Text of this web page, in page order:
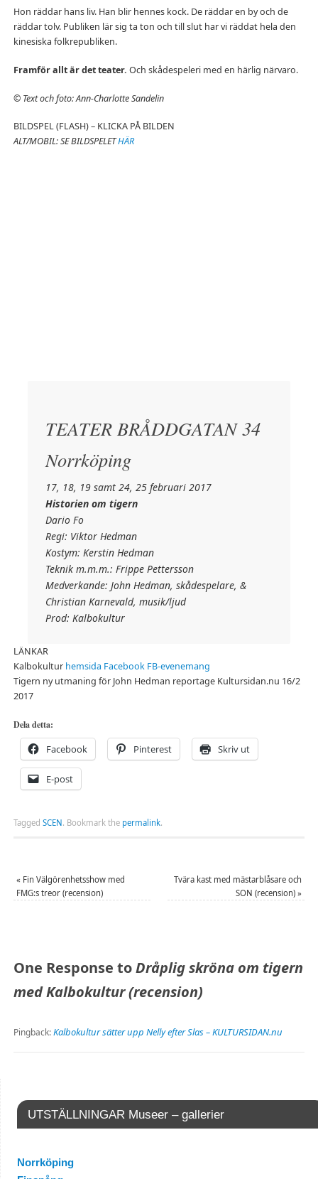
Hon räddar hans liv. Han blir hennes kock. De räddar en by och de
räddar tolv. Publiken lär sig ta ton och till slut har vi räddat hela den
kinesiska folkrepubliken.
Framför allt är det teater. Och skådespeleri med en härlig närvaro.
© Text och foto: Ann-Charlotte Sandelin
BILDSPEL (FLASH) – KLICKA PÅ BILDEN
ALT/MOBIL: SE BILDSPELETHÄR
TEATER BRÅDDGATAN 34
Norrköping
17, 18, 19 samt 24, 25 februari 2017
Historien om tigern
Dario Fo
Regi: Viktor Hedman
Kostym: Kerstin Hedman
Teknik m.m.m.: Frippe Pettersson
Medverkande: John Hedman, skådespelare, &
Christian Karnevald, musik/ljud
Prod: Kalbokultur
LÄNKAR
Kalbokultur hemsida Facebook FB-evenemang
Tigern ny utmaning för John Hedman reportage Kultursidan.nu 16/2
2017
Dela detta:
Facebook Pinterest Skriv ut
E-post
Tagged SCEN. Bookmark the permalink.
« Fin Välgörenhetsshow med
FMG:s treor (recension)
Tvära kast med mästarblåsare och
SON (recension)»
One Response toDråplig skröna om tigern
med Kalbokultur (recension)
Pingback:Kalbokultur sätter upp Nelly efter Slas – KULTURSIDAN.nu
UTSTÄLLNINGAR Museer – gallerier
Norrköping